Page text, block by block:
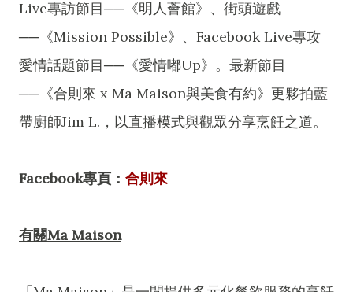
Live專訪節目──《明人薈館》、街頭遊戲
──《Mission Possible》、Facebook Live專攻
愛情話題節目──《愛情嘟Up》。最新節目
──《合則來 x Ma Maison與美食有約》更夥拍藍
帶廚師Jim L.，以直播模式與觀眾分享烹飪之道。
Facebook專頁： 合則來
有關Ma Maison